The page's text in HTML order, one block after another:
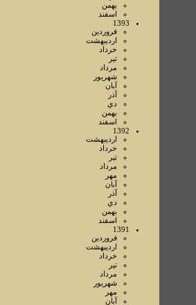
بهمن
اسفند
1393
فروردين
ارديبهشت
خرداد
تير
مرداد
شهريور
آبان
آذر
دي
بهمن
اسفند
1392
ارديبهشت
خرداد
تير
مرداد
مهر
آبان
آذر
دي
بهمن
اسفند
1391
فروردين
ارديبهشت
خرداد
تير
مرداد
شهريور
مهر
آبان